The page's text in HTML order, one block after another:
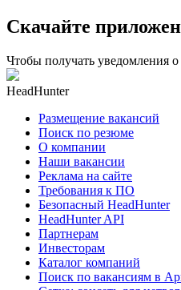
Скачайте
Чтобы получать уведомления
HeadHunter
Размещение вакансий
Поиск по резюме
О компании
Наши вакансии
Реклама на сайте
Требования к ПО
Безопасный HeadHunter
HeadHunter API
Партнерам
Инвесторам
Каталог компаний
Поиск по вакансиям в